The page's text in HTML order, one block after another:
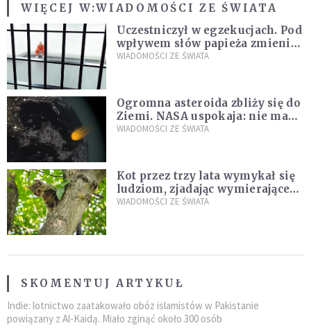
WIĘCEJ W:WIADOMOŚCI ZE ŚWIATA
Uczestniczył w egzekucjach. Pod
wpływem słów papieża zmienił
zdanie
WIADOMOŚCI ZE ŚWIATA
Ogromna asteroida zbliży się do
Ziemi. NASA uspokaja: nie ma
zagrożenia
WIADOMOŚCI ZE ŚWIATA
Kot przez trzy lata wymykał się
ludziom, zjadając wymierające
kaczki. W końcu popełnił
WIADOMOŚCI ZE ŚWIATA
SKOMENTUJ ARTYKUŁ
Indie: lotnictwo zaatakowało obóz islamistów w Pakistanie
powiązany z Al-Kaidą. Miało zginąć około 300 osób